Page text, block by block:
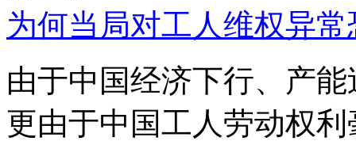
为何当局对工人维权异
由于中国经济下行、产
更由于中国工人劳动权